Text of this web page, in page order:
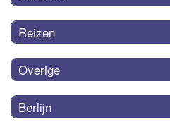
Reizen
Overige
Berlijn